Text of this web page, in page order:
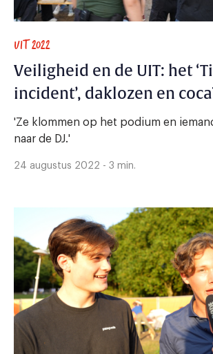
UIT 2022
Veiligheid en de UIT: het
incident’, daklozen en
'Ze klommen op het podium en
naar de DJ.'
24 augustus 2022 - 3 min.